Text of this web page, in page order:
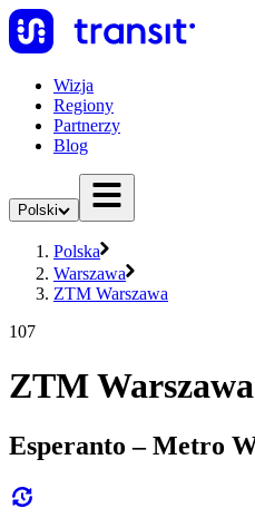
Wizja
Regiony
Partnerzy
Blog
Polski
Polska
Warszawa
ZTM Warszawa
107
ZTM
Esperanto – Metro